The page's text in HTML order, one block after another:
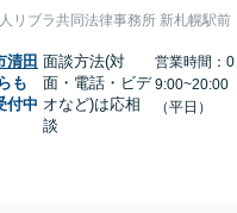
リブラ共同法律事務所 新札幌駅前
清田
も
付中
面談方法(対
面・電話・ビデ
オなど)は応相
談
営業時間：0
9:00~20:00
（平日）